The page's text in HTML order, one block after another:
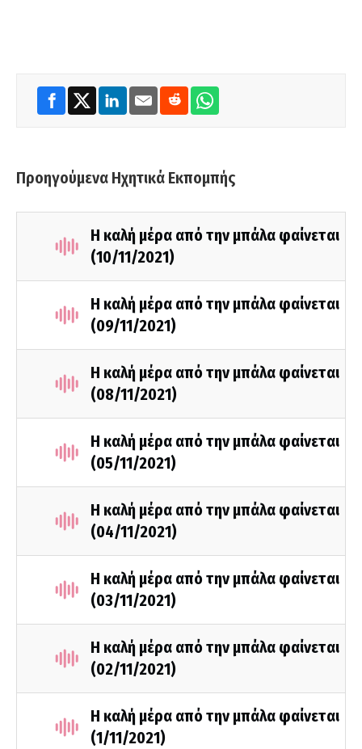
Προηγούμενα Ηχητικά Εκπομπής
Η καλή μέρα από την μπάλα φαίνεται
(10/11/2021)
Η καλή μέρα από την μπάλα φαίνεται
(09/11/2021)
Η καλή μέρα από την μπάλα φαίνεται
(08/11/2021)
Η καλή μέρα από την μπάλα φαίνεται
(05/11/2021)
Η καλή μέρα από την μπάλα φαίνεται
(04/11/2021)
Η καλή μέρα από την μπάλα φαίνεται
(03/11/2021)
Η καλή μέρα από την μπάλα φαίνεται
(02/11/2021)
Η καλή μέρα από την μπάλα φαίνεται
(1/11/2021)